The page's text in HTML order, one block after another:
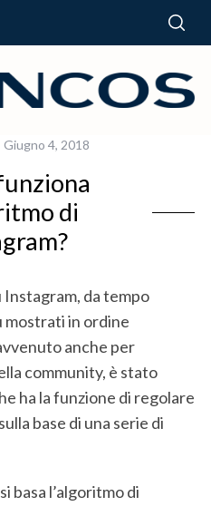
Giugno 4, 2018
di
Instagram, da tempo
mostrati in ordine
anche per
community, è stato
ha la funzione di regolare
base di una serie di
basa l’algoritmo di